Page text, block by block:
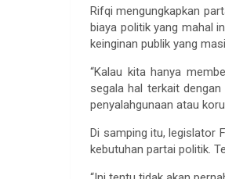
Rifqi mengungkapkan
biaya politik yang mahal
keinginan publik yang
“Kalau kita hanya
segala hal terkait
penyalahgunaan atau
Di samping itu, legislator
kebutuhan partai politik.